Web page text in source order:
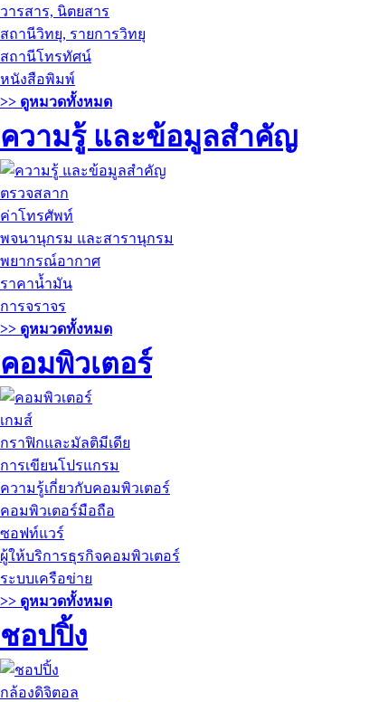
วารสาร, นิตยสาร
สถานีวิทยุ, รายการวิทยุ
สถานีโทรทัศน์
หนังสือพิมพ์
>> ดูหมวดทั้งหมด
ความรู้ และข้อมูลสำคัญ
ตรวจสลาก
ค่าโทรศัพท์
พจนานุกรม และสารานุกรม
พยากรณ์อากาศ
ราคาน้ำมัน
การจราจร
>> ดูหมวดทั้งหมด
คอมพิวเตอร์
เกมส์
กราฟิกและมัลติมีเดีย
การเขียนโปรแกรม
ความรู้เกี่ยวกับคอมพิวเตอร์
คอมพิวเตอร์มือถือ
ซอฟท์แวร์
ผู้ให้บริการธุรกิจคอมพิวเตอร์
ระบบเครือข่าย
>> ดูหมวดทั้งหมด
ชอปปิ้ง
กล้องดิจิตอล